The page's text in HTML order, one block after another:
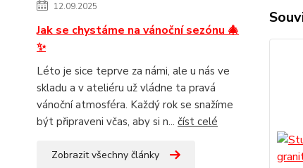
12.09.2025
Jak se chystáme na vánoční sezónu 🎄
✨
Léto je sice teprve za námi, ale u nás ve
skladu a v ateliéru už vládne ta pravá
vánoční atmosféra. Každý rok se snažíme
být připraveni včas, aby si n... číst celé
Zobrazit všechny články